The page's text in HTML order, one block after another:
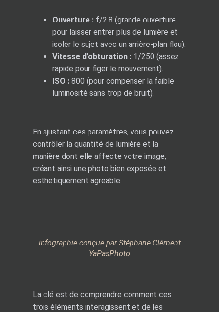
Ouverture : f/2.8 (grande ouverture
pour laisser entrer plus de lumière et
isoler le sujet avec un arrière-plan flou).
Vitesse d’obturation : 1/250 (assez
rapide pour figer le mouvement).
ISO : 800 (pour compenser la faible
luminosité sans trop de bruit).
En ajustant ces paramètres, vous pouvez
contrôler la quantité de lumière et la
manière dont elle affecte votre image,
créant ainsi une photo bien exposée et
esthétiquement agréable.
infographie conçue par Stéphane Clément
YaPasPhoto
La clé est de comprendre comment ces
trois éléments interagissent et de les